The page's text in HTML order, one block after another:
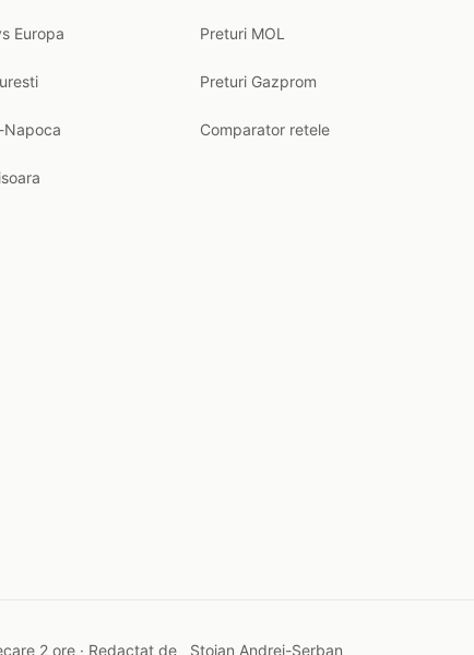
Europa
Napoca
Preturi MOL
Preturi Gazprom
Comparator retele
2 ore · Redactat de Stoian Andrei-Șerban